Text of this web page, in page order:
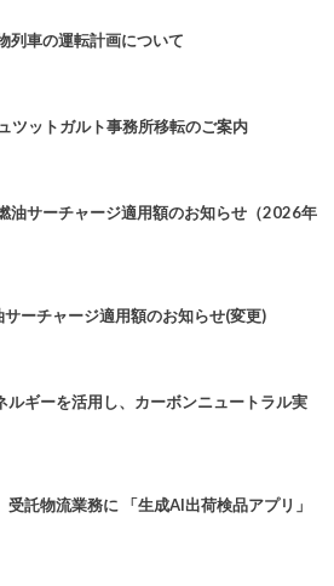
列車の運転計画について
ツットガルト事務所移転のご案内
油サーチャージ適用額のお知らせ（2026年
ーチャージ適用額のお知らせ(変更)
ルギーを活用し、カーボンニュートラル実
託物流業務に 「生成AI出荷検品アプリ」